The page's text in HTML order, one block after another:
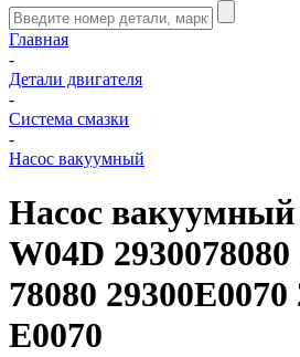
Главная
-
Детали двигателя
-
Система смазки
-
Насос вакуумный
Насос
W04D 2930078080
78080 29300E0070
E0070